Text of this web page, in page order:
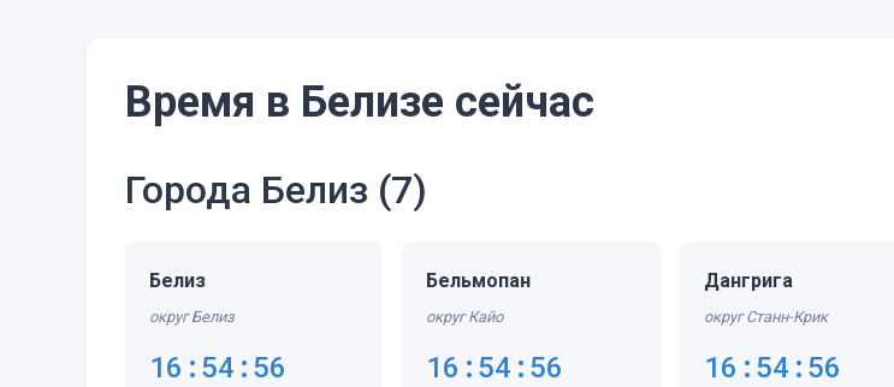
Время в Белизе сейчас
Города Белиз (7)
Белиз
округ Белиз
16:54:56
Бельмопан
округ Кайо
16:54:56
Дангрига
округ Станн-Крик
16:54:56